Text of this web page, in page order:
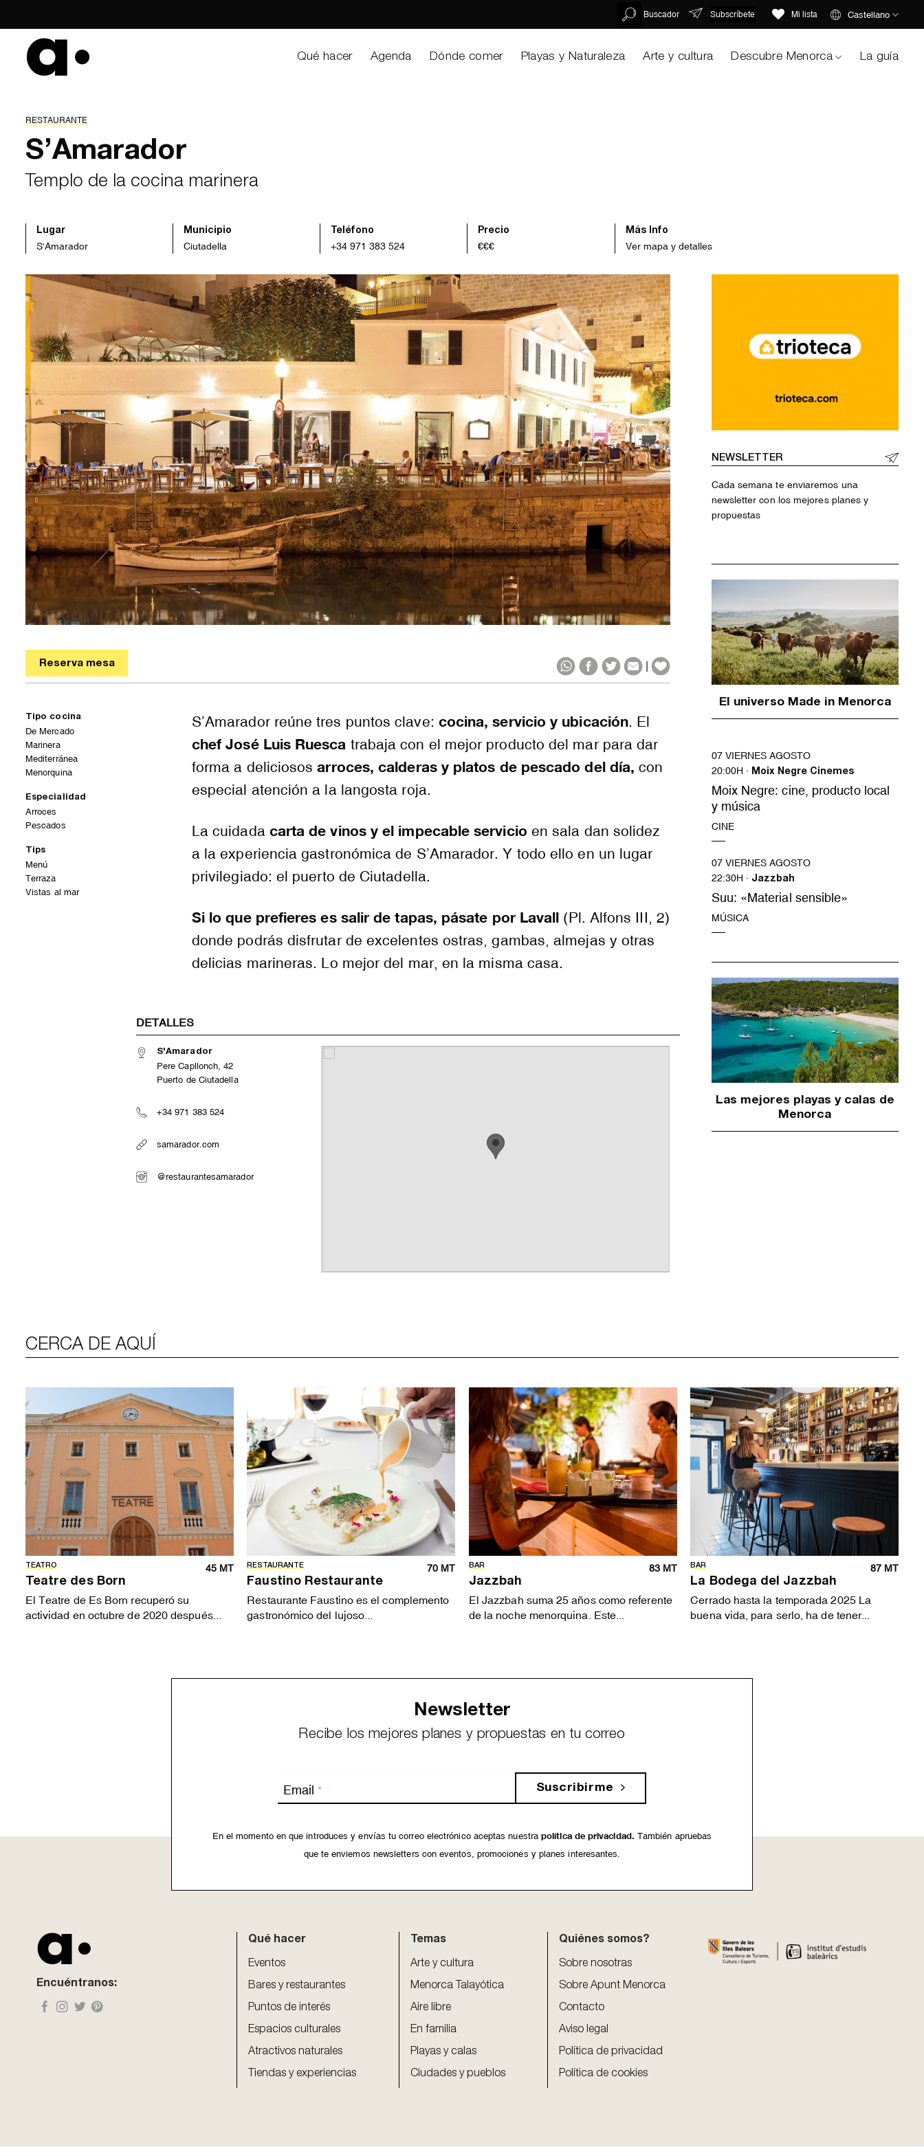
content
Buscador Subscríbete Mi lista Castellano
Qué hacer Agenda Dónde comer Playas y Naturaleza Arte y cultura Descubre Menorca La guía
RESTAURANTE
S’Amarador
Templo de la cocina marinera
Lugar
S'Amarador
Municipio
Ciutadella
Teléfono
+34 971 383 524
Precio
€€€
Más Info
Ver mapa y detalles
Reserva mesa |
Tipo cocina
De Mercado
Marinera
Mediterránea
Menorquina
Especialidad
Arroces
Pescados
Tips
Menú
Terraza
Vistas al mar
S’Amarador reúne tres puntos clave: cocina, servicio y ubicación. El
chef José Luis Ruesca trabaja con el mejor producto del mar para dar
forma a deliciososarroces, calderas y platos de pescado del día, con
especial atención a la langosta roja.
La cuidada carta de vinos y el impecable servicio en sala dan solidez
a la experiencia gastronómica de S’Amarador. Y todo ello en un lugar
privilegiado: el puerto de Ciutadella.
Si lo que prefieres es salir de tapas, pásate por Lavall (Pl. Alfons III, 2)
donde podrás disfrutar de excelentes ostras, gambas, almejas y otras
delicias marineras. Lo mejor del mar, en la misma casa.
DETALLES
S'Amarador
Pere Capllonch, 42
Puerto de Ciutadella
+34 971 383 524
samarador.com
@restaurantesamarador
NEWSLETTER
Cada semana te enviaremos una
newsletter con los mejores planes y
propuestas
El universo Made in Menorca
07 VIERNES AGOSTO
20:00H · Moix Negre Cinemes
Moix Negre: cine, producto local
y música
CINE
07 VIERNES AGOSTO
22:30H · Jazzbah
Suu: «Material sensible»
MÚSICA
Las mejores playas y calas de
Menorca
CERCA DE AQUÍ
TEATRO 45 MT
Teatre des Born
El Teatre de Es Born recuperó su
actividad en octubre de 2020 después...
RESTAURANTE 70 MT
Faustino Restaurante
Restaurante Faustino es el complemento
gastronómico del lujoso...
BAR 83 MT
Jazzbah
El Jazzbah suma 25 años como referente
de la noche menorquina. Este...
BAR 87 MT
La Bodega del Jazzbah
Cerrado hasta la temporada 2025 La
buena vida, para serlo, ha de tener...
Newsletter
Recibe los mejores planes y propuestas en tu correo
Email * Suscribirme
En el momento en que introduces y envías tu correo electrónico aceptas nuestrapolítica de privacidad. También apruebas
que te enviemos newsletters con eventos, promociones y planes interesantes.
Encuéntranos:
Qué hacer
Eventos
Bares y restaurantes
Puntos de interés
Espacios culturales
Atractivos naturales
Tiendas y experiencias
Temas
Arte y cultura
Menorca Talayótica
Aire libre
En familia
Playas y calas
Ciudades y pueblos
Quiénes somos?
Sobre nosotras
Sobre Apunt Menorca
Contacto
Aviso legal
Política de privacidad
Política de cookies